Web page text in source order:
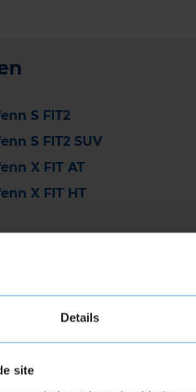
Details
site
S FIT2
S FIT2 SUV
X FIT AT
X FIT HT